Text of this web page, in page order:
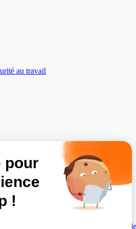
au travail
sabotage de la CIA)
du bon sens
de la Maturité organisationnelle